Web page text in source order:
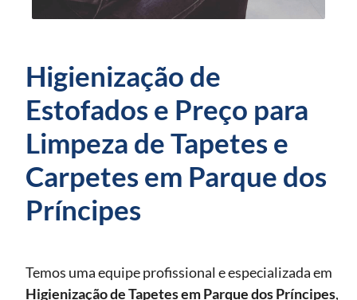
Higienização de
Estofados e Preço para
Limpeza de Tapetes e
Carpetes em Parque dos
Príncipes
Temos uma equipe profissional e especializada em
Higienização de Tapetesem Parque dos Príncipes,